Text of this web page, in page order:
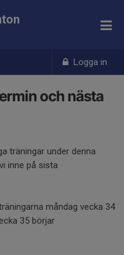
Logga in
och nästa
träningar under denna
inne på sista
måndag vecka 34
35 börjar